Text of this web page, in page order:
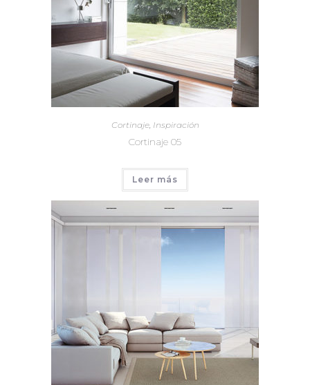
Cortinaje, Inspiración
Cortinaje 05
Leer más